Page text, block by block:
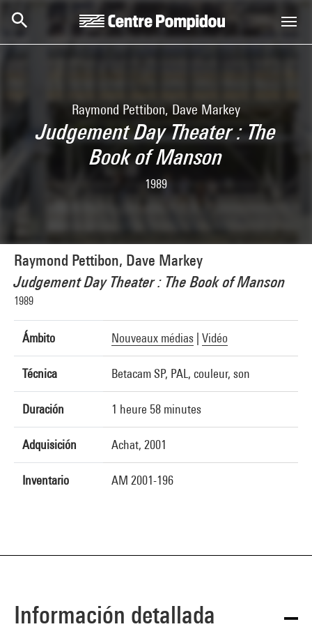
Raymond Pettibon, Dave Markey
Judgement Day Theater : The
Book of Manson
1989
Raymond Pettibon, Dave Markey
Judgement Day Theater : The Book of Manson
1989
Ámbito Nouveaux médias Vidéo
Técnica Betacam SP, PAL, couleur, son
Duración 1 heure 58 minutes
Adquisición Achat, 2001
Inventario AM 2001-196
Información detallada